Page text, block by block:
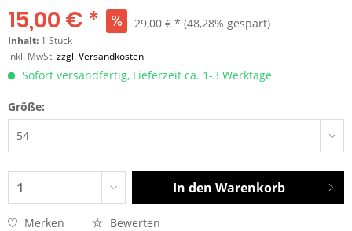
15,00 € * 29,00 € * (48,28% gespart)
Inhalt: 1 Stück
inkl. MwSt.zzgl. Versandkosten
Sofort versandfertig, Lieferzeit ca. 1-3 Werktage
Größe:
In den Warenkorb
Merken Bewerten